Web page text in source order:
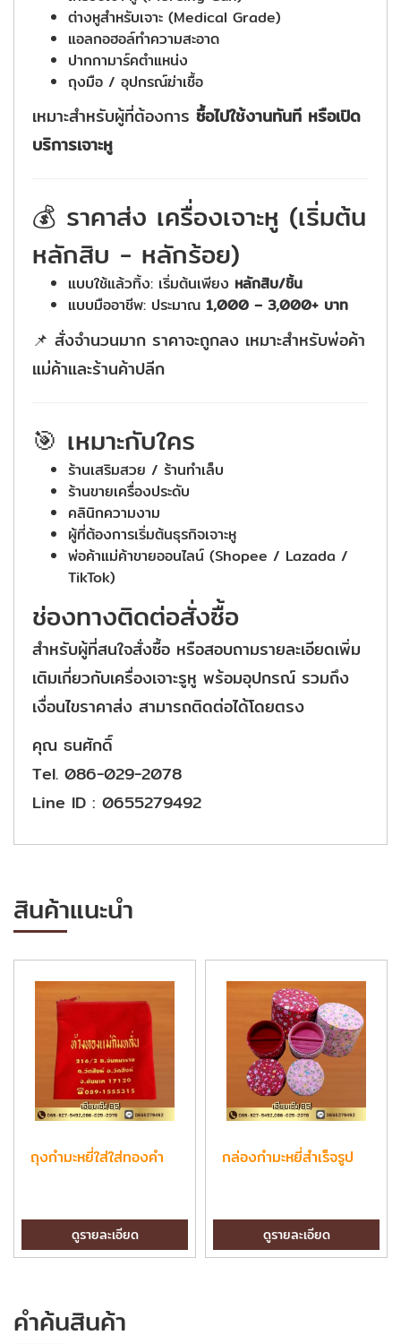
ต่างหูสำหรับเจาะ (Medical Grade)
แอลกอฮอล์ทำความสะอาด
ปากกามาร์คตำแหน่ง
ถุงมือ / อุปกรณ์ฆ่าเชื้อ
เหมาะสำหรับผู้ที่ต้องการ ซื้อไปใช้งานทันที หรือเปิด
บริการเจาะหู
💰 ราคาส่ง เครื่องเจาะหู (เริ่มต้น
หลักสิบ - หลักร้อย)
แบบใช้แล้วทิ้ง: เริ่มต้นเพียง หลักสิบ/ชิ้น
แบบมืออาชีพ: ประมาณ 1,000 – 3,000+ บาท
📌 สั่งจำนวนมาก ราคาจะถูกลง เหมาะสำหรับพ่อค้า
แม่ค้าและร้านค้าปลีก
🎯 เหมาะกับใคร
ร้านเสริมสวย / ร้านทำเล็บ
ร้านขายเครื่องประดับ
คลินิกความงาม
ผู้ที่ต้องการเริ่มต้นธุรกิจเจาะหู
พ่อค้าแม่ค้าขายออนไลน์ (Shopee / Lazada /
TikTok)
ช่องทางติดต่อสั่งซื้อ
สำหรับผู้ที่สนใจสั่งซื้อ หรือสอบถามรายละเอียดเพิ่ม
เติมเกี่ยวกับเครื่องเจาะรูหู พร้อมอุปกรณ์ รวมถึง
เงื่อนไขราคาส่ง สามารถติดต่อได้โดยตรง
คุณ ธนศักดิ์
Tel. 086-029-2078
Line ID : 0655279492
สินค้าแนะนำ
ถุงกำมะหยี่ใส่ใส่ทองคำ
ดูรายละเอียด
กล่องกำมะหยี่สำเร็จรูป
ดูรายละเอียด
คำค้นสินค้า